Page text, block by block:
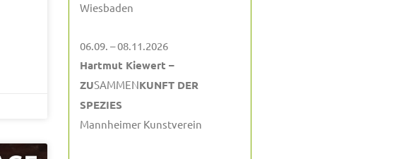
Wiesbaden
06.09. – 08.11.2026
Hartmut Kiewert –
ZUSAMMENKUNFT DER
SPEZIES
Mannheimer Kunstverein